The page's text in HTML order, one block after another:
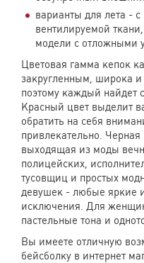
варианты для лета - с
вентилируемой
модели с отложными
Цветовая гамма кепок
закругленным, широка и
поэтому каждый найдет
Красный цвет выделит
обратить на себя
привлекательно.
выходящая из моды
полицейских,
тусовщиц и простых
девушек - любые яркие
исключения. Для
пастельные тона и
Вы имеете отличную
бейсболку в интернет